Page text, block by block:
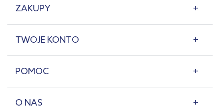
ZAKUPY
TWOJE KONTO
POMOC
O NAS